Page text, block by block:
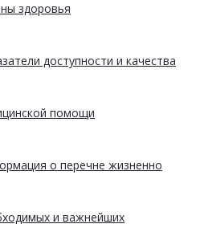
здоровья
доступности и качества
помощи
о перечне жизненно
и важнейших